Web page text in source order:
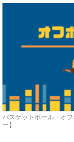
バスケットボール・オ
ー】